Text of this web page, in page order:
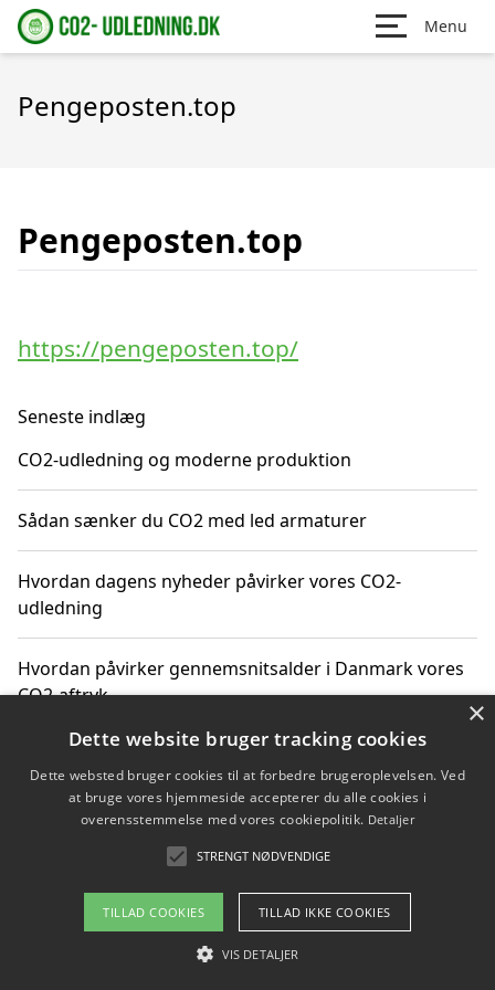
Menu
Pengeposten.top
Pengeposten.top
https://pengeposten.top/
Seneste indlæg
CO2-udledning og moderne produktion
Sådan sænker du CO2 med led armaturer
Hvordan dagens nyheder påvirker vores CO2-
udledning
Hvordan påvirker gennemsnitsalder i Danmark vores
CO2-aftryk
Hvordan nyheder om CO2-udledning påvirker vores
hverdag
Om / kontakt
Blog Betingelser
×
Dette website bruger tracking cookies
Dette websted bruger cookies til at forbedre brugeroplevelsen. Ved
at bruge vores hjemmeside accepterer du alle cookies i
overensstemmelse med vores cookiepolitik. Detaljer
STRENGT NØDVENDIGE
TILLAD COOKIES TILLAD IKKE COOKIES
VIS DETALJER